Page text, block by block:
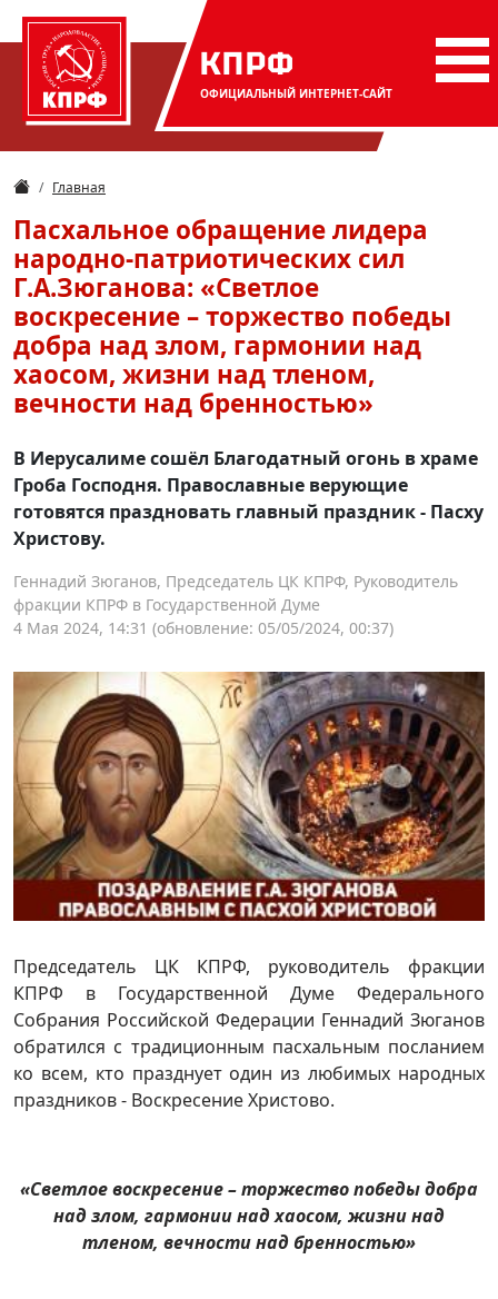
КПРФ
ОФИЦИАЛЬНЫЙ ИНТЕРНЕТ-САЙТ
Главная
Пасхальное обращение лидера
народно-патриотических сил
Г.А.Зюганова: «Светлое
воскресение – торжество победы
добра над злом, гармонии над
хаосом, жизни над тленом,
вечности над бренностью»
В Иерусалиме сошёл Благодатный огонь в храме
Гроба Господня. Православные верующие
готовятся праздновать главный праздник - Пасху
Христову.
Геннадий Зюганов, Председатель ЦК КПРФ, Руководитель
фракции КПРФ в Государственной Думе
4 Мая 2024, 14:31 (обновление: 05/05/2024, 00:37)
Председатель ЦК КПРФ, руководитель фракции
КПРФ в Государственной Думе Федерального
Собрания Российской Федерации Геннадий Зюганов
обратился с традиционным пасхальным посланием
ко всем, кто празднует один из любимых народных
праздников - Воскресение Христово.
«Светлое воскресение – торжество победы добра
над злом, гармонии над хаосом, жизни над
тленом, вечности над бренностью»